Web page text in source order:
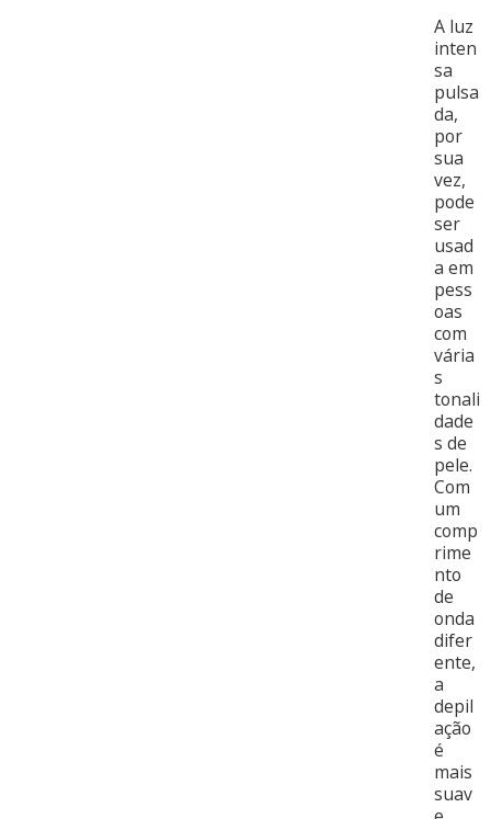
A luz
inten
sa
pulsa
da,
por
sua
vez,
pode
ser
usad
a em
pess
oas
com
vária
s
tonali
dade
s de
pele.
Com
um
comp
rime
nto
de
onda
difer
ente,
a
depil
ação
é
mais
suav